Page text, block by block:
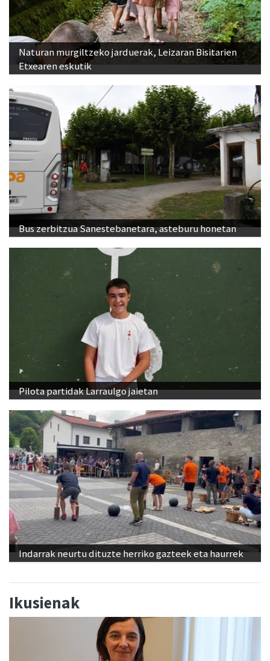
Naturan murgiltzeko jarduerak, Leizaran Bisitarien
Etxearen eskutik
Bus zerbitzua Sanestebanetara, asteburu honetan
Pilota partidak Larraulgo jaietan
Indarrak neurtu dituzte herriko gazteek eta haurrek
Ikusienak